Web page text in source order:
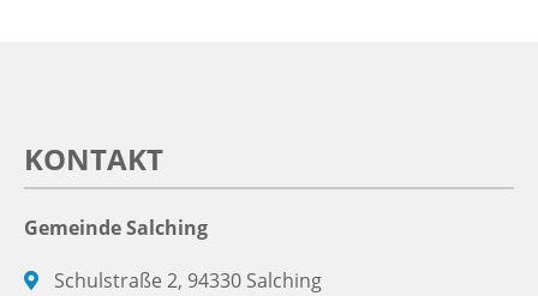
KONTAKT
Gemeinde Salching
Schulstraße 2, 94330 Salching